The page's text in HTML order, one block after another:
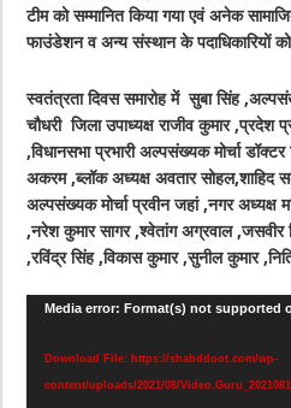
टीम को सम्मानित किया गया एवं अनेक
फाउंडेशन व अन्य संस्थान के पदाधिकारियों को
स्वतंत्रता दिवस समारोह में सुबा सिंह
चौधरी जिला उपाध्यक्ष राजीव कुमार ,प्रदेश
,विधानसभा प्रभारी अल्पसंख्यक मोर्चा
अकरम ,ब्लॉक अध्यक्ष अवतार सोहल,शाहिद
अल्पसंख्यक मोर्चा प्रवीन जहां ,नगर अध्यक्ष
,नरेश कुमार सागर ,श्वेतांग अग्रवाल
,रविंद्र सिंह ,विकास कुमार ,सुनील कुमार
Video
Media error: Format(s) not supported
Download File: https://shabddoot.com/wp-
content/uploads/2021/08/